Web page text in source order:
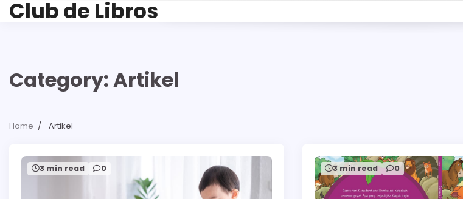
SkipClub de Libros
Category:Artikel
Home Artikel
3 min read 0 3 min read 0